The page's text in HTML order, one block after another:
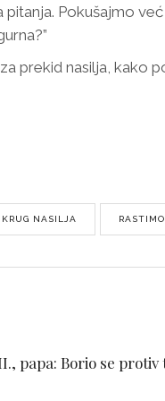
Pokušajmo
prekid nasilja, kako
KRUG NASILJA
papa: Borio se